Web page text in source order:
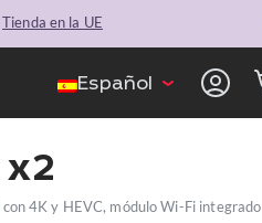
Tienda en la UE
Español
x2
4K y HEVC, módulo Wi-Fi integrado